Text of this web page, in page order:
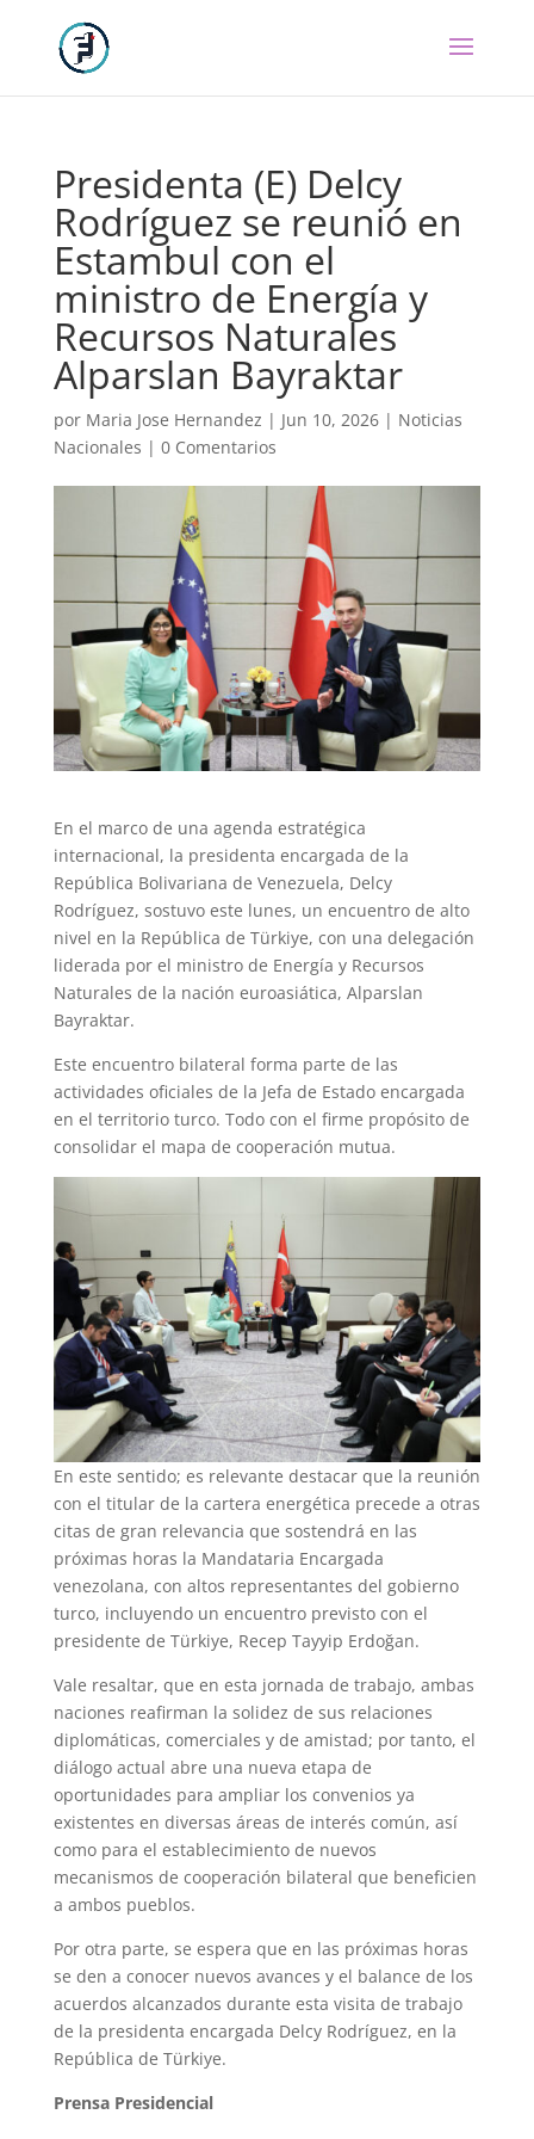
Presidenta (E) Delcy
Rodríguez se reunió en
Estambul con el
ministro de Energía y
Recursos Naturales
Alparslan Bayraktar
por Maria Jose Hernandez | Jun 10, 2026| Noticias
Nacionales | 0 Comentarios
En el marco de una agenda estratégica
internacional, la presidenta encargada de la
República Bolivariana de Venezuela, Delcy
Rodríguez, sostuvo este lunes, un encuentro de alto
nivel en la República de Türkiye, con una delegación
liderada por el ministro de Energía y Recursos
Naturales de la nación euroasiática, Alparslan
Bayraktar.
Este encuentro bilateral forma parte de las
actividades oficiales de la Jefa de Estado encargada
en el territorio turco. Todo con el firme propósito de
consolidar el mapa de cooperación mutua.
En este sentido; es relevante destacar que la reunión
con el titular de la cartera energética precede a otras
citas de gran relevancia que sostendrá en las
próximas horas la Mandataria Encargada
venezolana, con altos representantes del gobierno
turco, incluyendo un encuentro previsto con el
presidente de Türkiye, Recep Tayyip Erdoğan.
Vale resaltar, que en esta jornada de trabajo, ambas
naciones reafirman la solidez de sus relaciones
diplomáticas, comerciales y de amistad; por tanto, el
diálogo actual abre una nueva etapa de
oportunidades para ampliar los convenios ya
existentes en diversas áreas de interés común, así
como para el establecimiento de nuevos
mecanismos de cooperación bilateral que beneficien
a ambos pueblos.
Por otra parte, se espera que en las próximas horas
se den a conocer nuevos avances y el balance de los
acuerdos alcanzados durante esta visita de trabajo
de la presidenta encargada Delcy Rodríguez, en la
República de Türkiye.
Prensa Presidencial